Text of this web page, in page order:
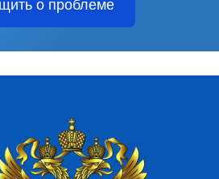
о проблеме